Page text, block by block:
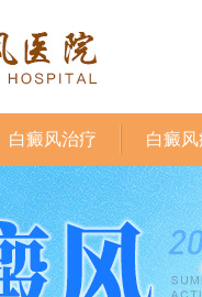
白癜风治疗 白癜